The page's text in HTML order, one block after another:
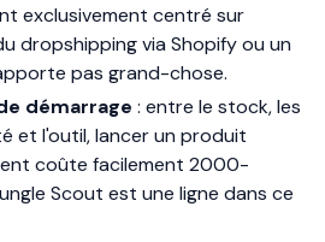
exclusivement centré sur
dropshipping via Shopify ou un
pas grand-chose.
démarrage : entre le stock, les
et l'outil, lancer un produit
coûte facilement 2000-
Scout est une ligne dans ce